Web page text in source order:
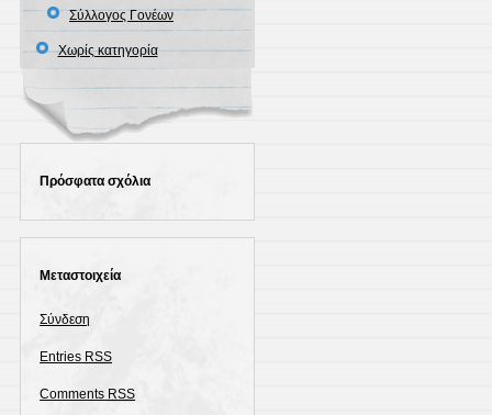
Σύλλογος Γονέων
Χωρίς κατηγορία
Πρόσφατα σχόλια
Μεταστοιχεία
Σύνδεση
Entries RSS
Comments RSS